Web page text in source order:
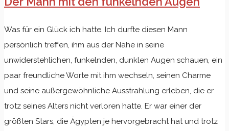
Was für ein Glück ich hatte. Ich durfte diesen Mann
persönlich treffen, ihm aus der Nähe in seine
unwiderstehlichen, funkelnden, dunklen Augen schauen, ein
paar freundliche Worte mit ihm wechseln, seinen Charme
und seine außergewöhnliche Ausstrahlung erleben, die er
trotz seines Alters nicht verloren hatte. Er war einer der
größten Stars, die Ägypten je hervorgebracht hat und trotz